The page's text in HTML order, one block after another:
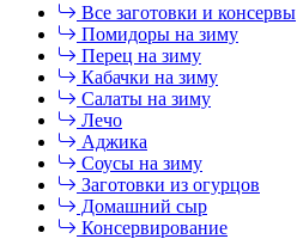
Все заготовки и консервы
Помидоры на зиму
Перец на зиму
Кабачки на зиму
Салаты на зиму
Лечо
Аджика
Соусы на зиму
Заготовки из огурцов
Домашний сыр
Консервирование